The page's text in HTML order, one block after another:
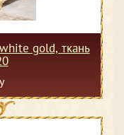
gold, ткань